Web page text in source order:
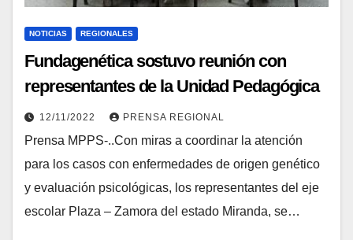
NOTICIAS REGIONALES
Fundagenética sostuvo reunión con
representantes de la Unidad Pedagógica
Escolar del Eje Plaza- Zamora
12/11/2022 PRENSA REGIONAL
Prensa MPPS-..Con miras a coordinar la atención
para los casos con enfermedades de origen genético
y evaluación psicológicas, los representantes del eje
escolar Plaza – Zamora del estado Miranda, se…